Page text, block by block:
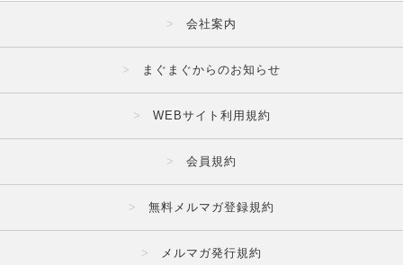
会社案内
まぐまぐからのお知らせ
WEBサイト利用規約
会員規約
無料メルマガ登録規約
メルマガ発行規約